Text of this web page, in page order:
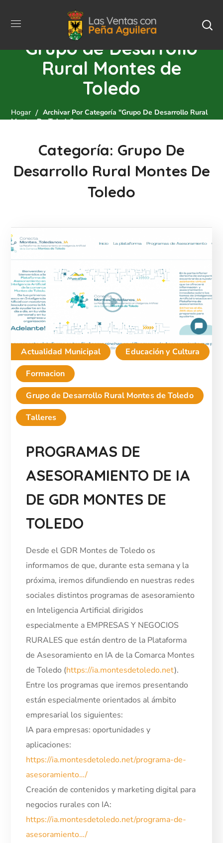
Grupo de Desarrollo
Rural Montes de
Toledo
Hogar
Archivar Por Categoría "Grupo De Desarrollo Rural
Montes De Toledo"
Categoría: Grupo De
Desarrollo Rural Montes De
Toledo
Actualidad Municipal
Educación y Cultura
Formacion
Grupo de Desarrollo Rural Montes de Toledo
Talleres
PROGRAMAS DE
ASESORAMIENTO DE IA
DE GDR MONTES DE
TOLEDO
Desde el GDR Montes de Toledo os
informamos de que, durante esta semana y la
próxima, iremos difundiendo en nuestras redes
sociales distintos programas de asesoramiento
en Inteligencia Artificial dirigidos
especialmente a EMPRESAS Y NEGOCIOS
RURALES que están dentro de la Plataforma
de Asesoramiento en IA de la Comarca Montes
de Toledo (https://ia.montesdetoledo.net).
Entre los programas que iremos presentando
están especialmente orientados al ámbito
empresarial los siguientes:
IA para empresas: oportunidades y
aplicaciones:
https://ia.montesdetoledo.net/programa-de-
asesoramiento…/
Creación de contenidos y marketing digital para
negocios rurales con IA:
https://ia.montesdetoledo.net/programa-de-
asesoramiento…/